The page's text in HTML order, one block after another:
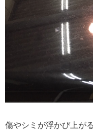
傷やシミが浮かび上が